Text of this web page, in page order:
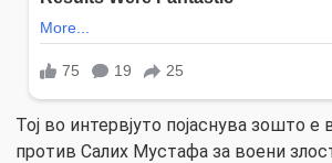
Тој во интервјуто појаснува зошто
против Салих Мустафа за воени